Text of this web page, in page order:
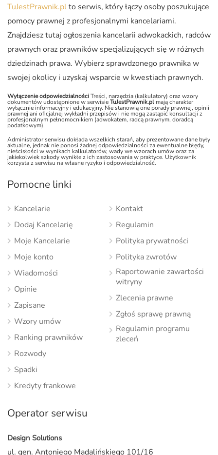
TuJestPrawnik.plto serwis, który łączy osoby poszukujące
pomocy prawnej z profesjonalnymi kancelariami.
Znajdziesz tutaj ogłoszenia kancelarii adwokackich, radców
prawnych oraz prawników specjalizujących się w różnych
dziedzinach prawa. Wybierz sprawdzonego prawnika w
swojej okolicy i uzyskaj wsparcie w kwestiach prawnych.
Wyłączenie odpowiedzialnościTreści, narzędzia (kalkulatory) oraz wzory
dokumentów udostępnione w serwisieTuJestPrawnik.pl mają charakter
wyłącznie informacyjny i edukacyjny. Nie stanowią one porady prawnej, opinii
prawnej ani oficjalnej wykładni przepisów i nie mogą zastąpić konsultacji z
profesjonalnym pełnomocnikiem (adwokatem, radcą prawnym, doradcą
podatkowym).
Administrator serwisu dokłada wszelkich starań, aby prezentowane dane były
aktualne, jednak nie ponosi żadnej odpowiedzialności za ewentualne błędy,
nieścisłości w wynikach kalkulatorów, wady we wzorach umów oraz za
jakiekolwiek szkody wynikłe z ich zastosowania w praktyce. Użytkownik
korzysta z serwisu na własne ryzyko i odpowiedzialność.
Pomocne linki
Kancelarie
Dodaj Kancelarię
Moje Kancelarie
Moje konto
Wiadomości
Opinie
Zapisane
Wzory umów
Ranking prawników
Rozwody
Spadki
Kredyty frankowe
Kontakt
Regulamin
Polityka prywatności
Polityka zwrotów
Raportowanie zawartości
witryny
Zlecenia prawne
Zgłoś sprawę prawną
Regulamin programu
zleceń
Operator serwisu
Design Solutions
ul. gen. Antoniego Madalińskiego 101/16